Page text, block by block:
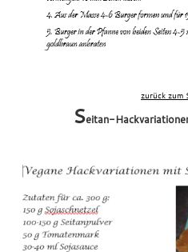
zurück zum
Seitan-